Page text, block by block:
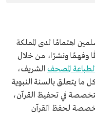
اهتمامًا لدى المملكة
وفهمًا ونشرًا، من خلال
المصحف الشريف،
ما يتعلق بالسنة النبوية
في تحفيظ القرآن،
لحفظ القرآن